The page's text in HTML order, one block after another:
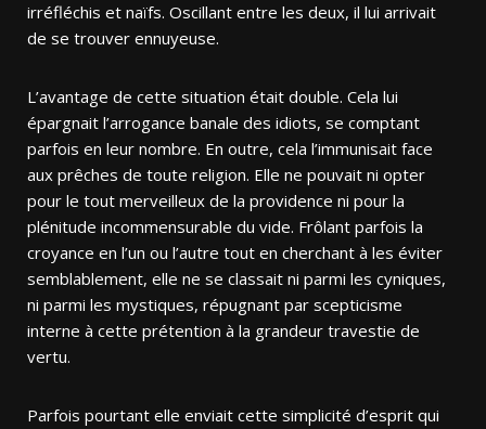
irréfléchis et naïfs. Oscillant entre les deux, il lui arrivait
de se trouver ennuyeuse.
L’avantage de cette situation était double. Cela lui
épargnait l’arrogance banale des idiots, se comptant
parfois en leur nombre. En outre, cela l’immunisait face
aux prêches de toute religion. Elle ne pouvait ni opter
pour le tout merveilleux de la providence ni pour la
plénitude incommensurable du vide. Frôlant parfois la
croyance en l’un ou l’autre tout en cherchant à les éviter
semblablement, elle ne se classait ni parmi les cyniques,
ni parmi les mystiques, répugnant par scepticisme
interne à cette prétention à la grandeur travestie de
vertu.
Parfois pourtant elle enviait cette simplicité d’esprit qui